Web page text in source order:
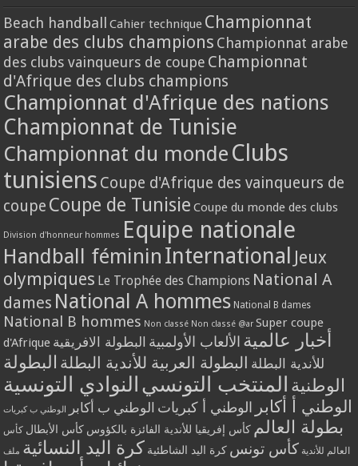
Beach handball Cahier technique Championnat
arabe des clubs champions Championnat arabe
des clubs vainqueurs de coupe Championnat
d'Afrique des clubs champions
Championnat d'Afrique des nations
Championnat de Tunisie
Championnat du monde Clubs
tunisiens Coupe d'Afrique des vainqueurs de
coupe Coupe de Tunisie Coupe du monde des clubs
Division d'honneur hommes Equipe nationale
Handball féminin International Jeux
olympiques Le Trophée des Champions National A
dames National A hommes National B dames
National B hommes Non classé Non classé @ar Super coupe
d'Afrique
أخبار عالمية الألعاب الأولمبية البطولة الافريقية
للأندية البطلة البطولة العربية للأندية البطلة البطولة
الوطنية المنتخب التونسي النوادي التونسية
الوطني أ أكابر الوطني أ كبريات الوطني ب أكابر الوطني ب كبريات
بطولة العالم كأس إفريقيا للأندية الفائزة بالكؤوس كأس الأبطال كأس
العالم للأندية كأس تونس كرة اليد الشاطئية كرة اليد النسائية ملف